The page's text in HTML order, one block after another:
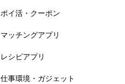
ポイ活・クーポン
マッチングアプリ
レシピアプリ
仕事環境・ガジェット